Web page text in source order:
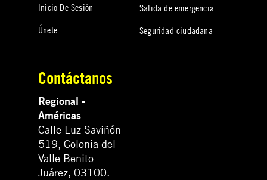
Inicio De Sesión
Únete
Salida de emergencia
Seguridad ciudadana
Contáctanos
Regional -
Américas
Calle Luz Saviñón
519, Colonia del
Valle Benito
Juárez, 03100.